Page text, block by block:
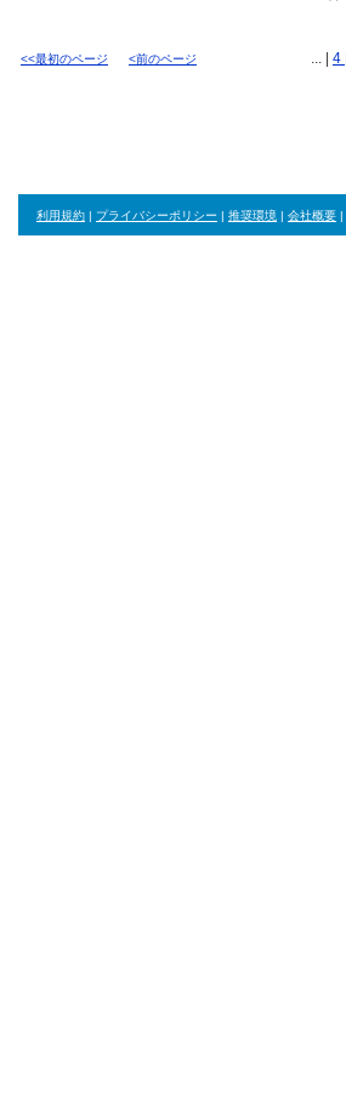
<<最初のページ <前のページ ... | 4
利用規約 | プライバシーポリシー | 推奨環境 | 会社概要 |